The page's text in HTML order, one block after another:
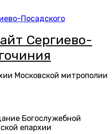
Сергиево-
Московской митрополии
Богослужебной
епархии